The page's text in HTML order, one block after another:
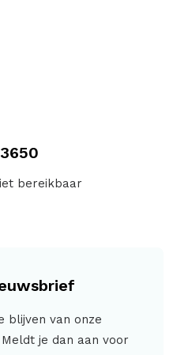
bereikbaar
blijven van onze
je dan aan voor